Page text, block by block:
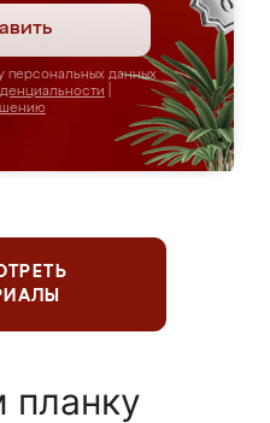
персональных данных